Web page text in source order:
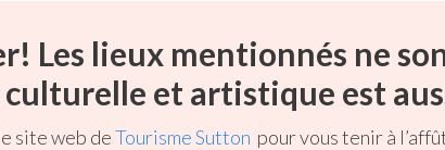
Les lieux mentionnés ne
culturelle et artistique est
site web deTourisme Sutton pour vous tenir à